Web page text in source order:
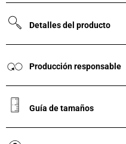
Detalles del producto
Producción responsable
Guía de tamaños